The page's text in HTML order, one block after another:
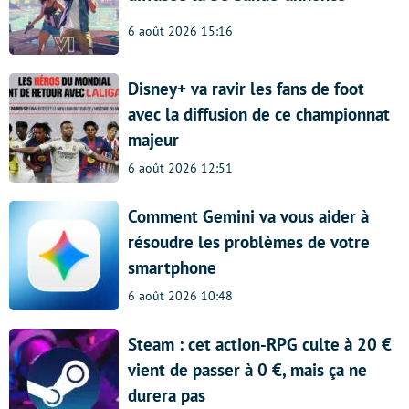
6 août 2026 15:16
Disney+ va ravir les fans de foot
avec la diffusion de ce championnat
majeur
6 août 2026 12:51
Comment Gemini va vous aider à
résoudre les problèmes de votre
smartphone
6 août 2026 10:48
Steam : cet action-RPG culte à 20 €
vient de passer à 0 €, mais ça ne
durera pas